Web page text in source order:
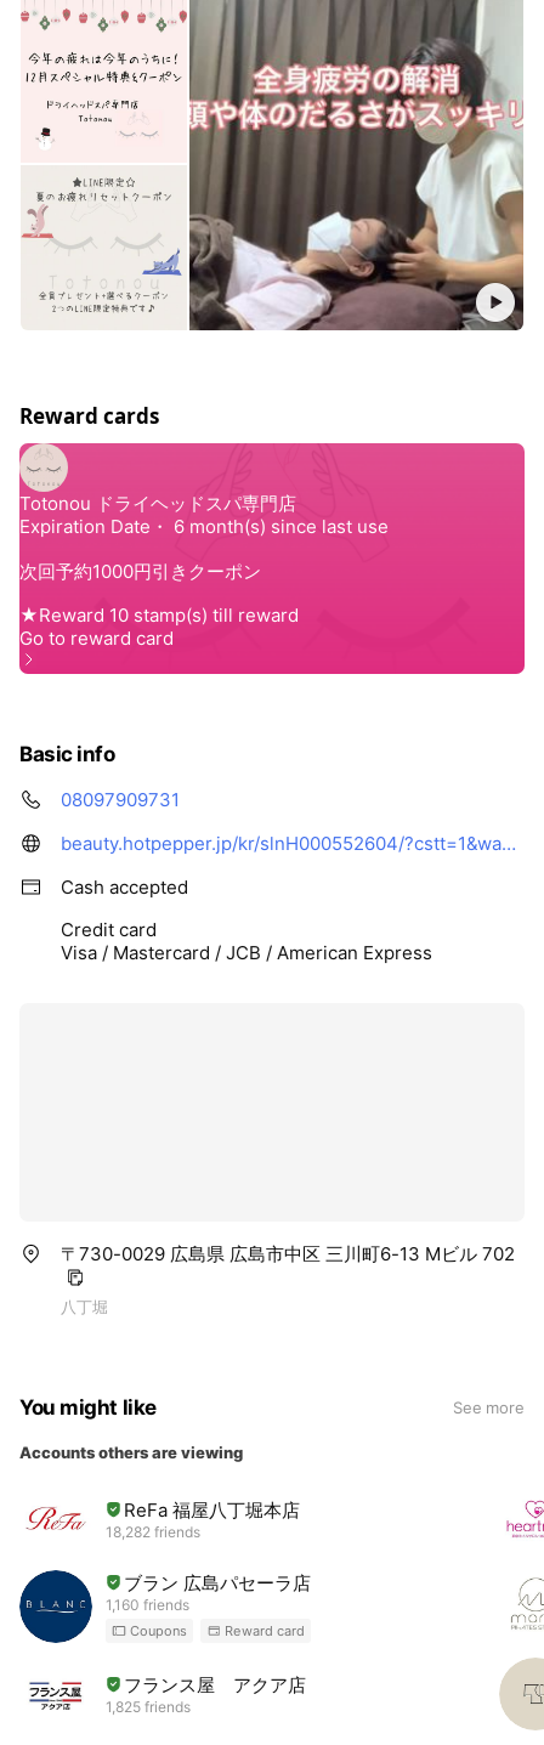
Reward cards
Basic info
08097909731
beauty.hotpepper.jp/kr/slnH000552604/?cstt=1&wak=KPSC400401_s_link_salontop
Cash accepted
Credit card
Visa / Mastercard / JCB / American Express
〒730-0029 広島県 広島市中区 三川町6-13 Mビル 702
八丁堀
You might like See more
Accounts others are viewing
ReFa 福屋八丁堀本店
18,282 friends
ブラン 広島パセーラ店
1,160 friends
Coupons Reward card
フランス屋 アクア店
1,825 friends